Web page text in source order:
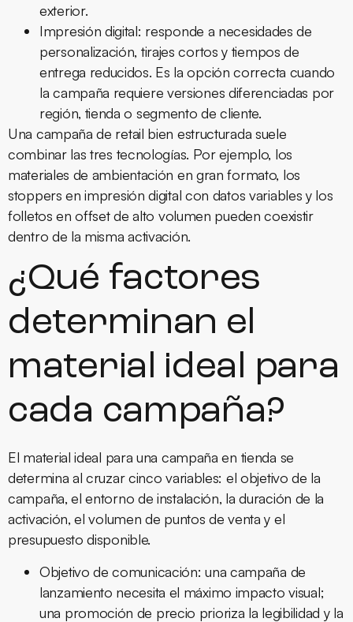
exterior.
Impresión digital: responde a necesidades de
personalización, tirajes cortos y tiempos de
entrega reducidos. Es la opción correcta cuando
la campaña requiere versiones diferenciadas por
región, tienda o segmento de cliente.
Una campaña de retail bien estructurada suele
combinar las tres tecnologías. Por ejemplo, los
materiales de ambientación en gran formato, los
stoppers en impresión digital con datos variables y los
folletos en offset de alto volumen pueden coexistir
dentro de la misma activación.
¿Qué factores
determinan el
material ideal para
cada campaña?
El material ideal para una campaña en tienda se
determina al cruzar cinco variables: el objetivo de la
campaña, el entorno de instalación, la duración de la
activación, el volumen de puntos de venta y el
presupuesto disponible.
Objetivo de comunicación: una campaña de
lanzamiento necesita el máximo impacto visual;
una promoción de precio prioriza la legibilidad y la